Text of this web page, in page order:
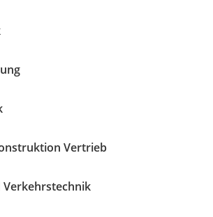
Vertrieb
Verkehrstechnik